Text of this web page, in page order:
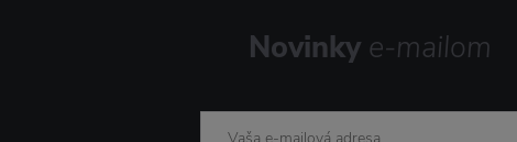
Novinky e-mailom